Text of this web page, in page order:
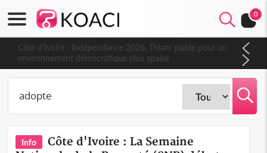
0
Côte d'Ivoire : Indépendance 2026, Thiam plaide pour un
environnement démocratique plus apaisé
Info
Côte d'Ivoire : La Semaine